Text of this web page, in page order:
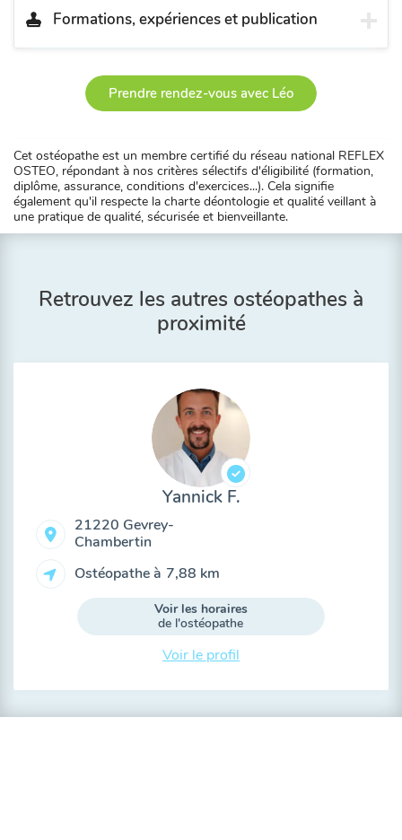
Formations, expériences et publication
Prendre rendez-vous avec Léo
Cet ostéopathe est un membre certifié du réseau national REFLEX
OSTEO, répondant à nos critères sélectifs d'éligibilité (formation,
diplôme, assurance, conditions d'exercices...). Cela signifie
également qu'il respecte la charte déontologie et qualité veillant à
une pratique de qualité, sécurisée et bienveillante.
Retrouvez les autres ostéopathes à
proximité
Yannick F.
21220 Gevrey-
Chambertin
Ostéopathe à 7,88 km
Voir les horaires
de l'ostéopathe
Voir le profil